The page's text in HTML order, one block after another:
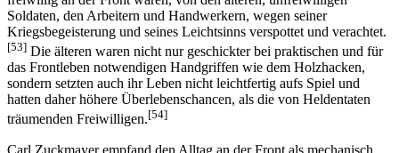
Soldaten, den Arbeitern und Handwerkern, wegen seiner
Kriegsbegeisterung und seines Leichtsinns verspottet und verachtet.
[53] Die älteren waren nicht nur geschickter bei praktischen und für
das Frontleben notwendigen Handgriffen wie dem Holzhacken,
sondern setzten auch ihr Leben nicht leichtfertig aufs Spiel und
hatten daher höhere Überlebenschancen, als die von Heldentaten
träumenden Freiwilligen.[54]
Carl Zuckmayer empfand den Alltag an der Front als mechanisch,